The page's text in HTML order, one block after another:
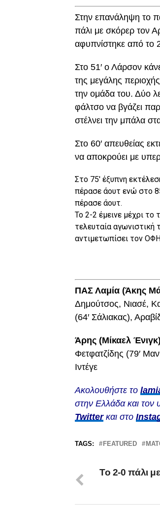
Στην επανάληψη το
πάλι με σκόρερ τον
αφυπνίστηκε από το
Στο 51′ ο Λάρσον
της μεγάλης
την ομάδα του. Δύο
φάλτσο να βγάζει
στέλνει την μπάλα
Στο 60′ απευθείας
να αποκρούει με
Στο 75′ έξυπνη
πέρασε άουτ ενώ στο
πέρασε άουτ.
Το 2-2 έμεινε μέχρι το
τελευταία αγωνιστική
αντιμετωπίσει τον
ΠΑΣ Λαμία (Άκης
Δημούτσος, Νιασέ,
(64′ Σάλιακας),
Άρης (Μίκαελ
Φετφατζίδης (79′
Ιντέγε
Ακολουθήστε το
στην Ελλάδα και
Twitterκαι στο
TAGS: FEATURED
Το 2-0 πάλι